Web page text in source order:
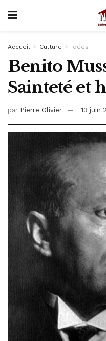
Accueil Culture Idées
Benito
Sainteté et
par Pierre Olivier 13 juin